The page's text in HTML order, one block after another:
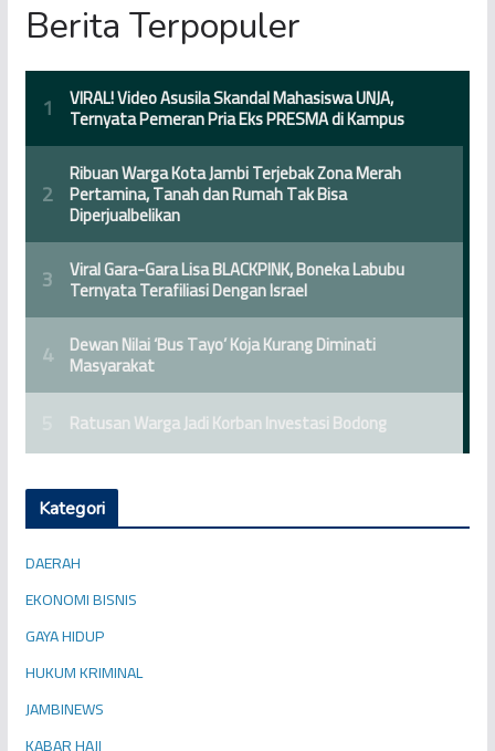
Berita Terpopuler
Kategori
DAERAH
EKONOMI BISNIS
GAYA HIDUP
HUKUM KRIMINAL
JAMBINEWS
KABAR HAJI